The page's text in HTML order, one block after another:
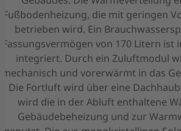
Fußbodenheizung, die mit geringen
betrieben wird. Ein
Fassungsvermögen von 170 Litern ist
integriert. Durch ein Zuluftmodul
mechanisch und vorerwärmt in das
Die Fortluft wird über eine
wird die in der Abluft enthaltene
Gebäudebeheizung und zur